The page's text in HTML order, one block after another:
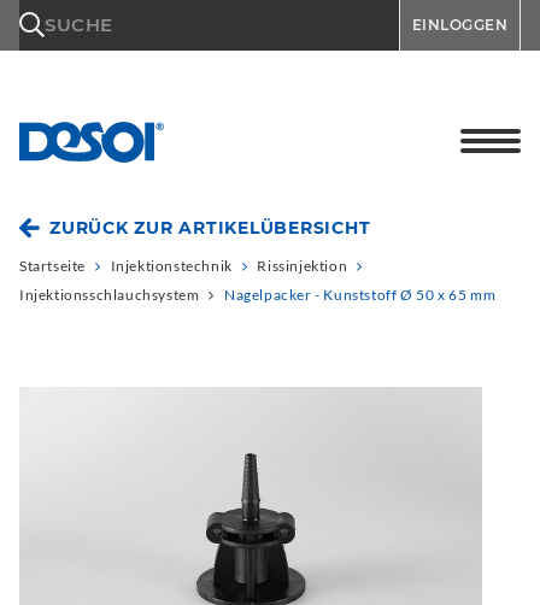
SUCHE EINLOGGEN
ZURÜCK ZUR ARTIKELÜBERSICHT
Startseite Injektionstechnik
Rissinjektion
Injektionsschlauchsystem
Nagelpacker - Kunststoff Ø 50 x 65 mm